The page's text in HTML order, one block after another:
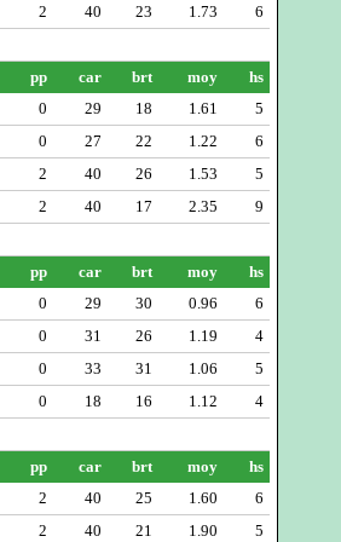
2 40 23 1.73 6
pp car brt moy
hs
0 29 18 1.61
5
0 27 22 1.22
6
2 40 26 1.53
5
2 40 17 2.35 9
pp car brt moy
hs
0 29 30 0.96
6
0 31 26 1.19
4
0 33 31 1.06
5
0 18 16 1.12 4
pp car brt moy
hs
2 40 25 1.60
6
2 40 21 1.90
5